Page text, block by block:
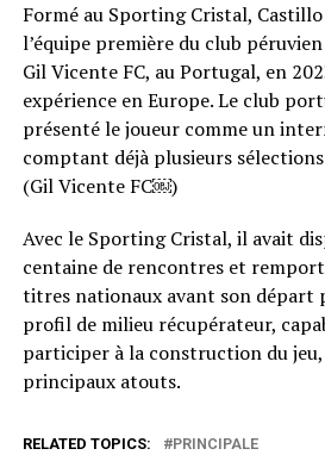
Formé au Sporting Cristal, Castillo
l’équipe première du club
Gil Vicente FC, au Portugal, en
expérience en Europe. Le club
présenté le joueur comme un
comptant déjà plusieurs
(Gil Vicente FC⁠￼)
Avec le Sporting Cristal, il avait
centaine de rencontres et
titres nationaux avant son départ
profil de milieu récupérateur,
participer à la construction du jeu,
principaux atouts.
RELATED TOPICS: PRINCIPALE